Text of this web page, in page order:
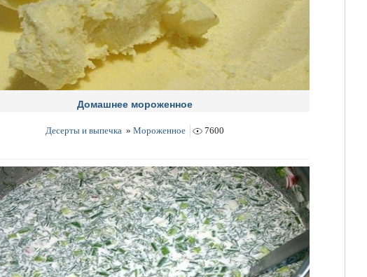
Домашнее мороженное
Десерты и выпечка » Мороженное 7600